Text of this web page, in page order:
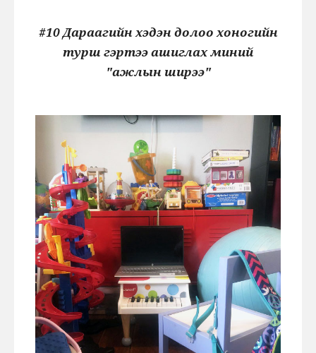
#10 Дараагийн хэдэн долоо хоногийн
турш гэртээ ашиглах миний
"ажлын ширээ"